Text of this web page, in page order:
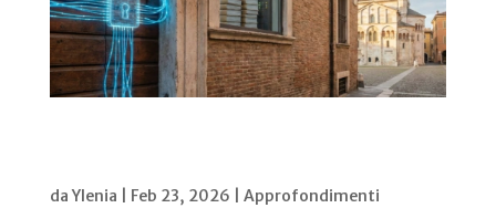
daYlenia Feb 23, 2026 Approfondimenti